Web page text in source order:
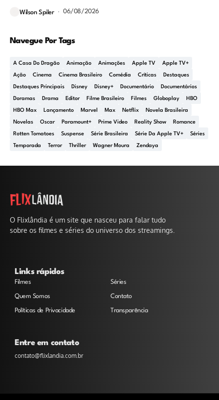
Wilson Spiler 06/08/2026
Navegue Por Tags
A Casa Do Dragão Animação Animações Apple TV Apple TV+
Ação Cinema Cinema Brasileiro Comédia Críticas Destaques
Destaques Principais Disney Disney+ Documentário Documentários
Doramas Drama Editor Filme Brasileiro Filmes Globoplay HBO
HBO Max Lançamento Marvel Max Netflix Novela Brasileira
Novelas Oscar Paramount+ Prime Video Reality Show Romance
Rotten Tomatoes Suspense Série Brasileira Série Da Apple TV+ Séries
Temporada Terror Thriller Wagner Moura Zendaya
O Flixlândia é um site que nasceu para falar tudo
sobre os filmes e séries do universo dos streamings.
Links rápidos
Filmes Séries
Quem Somos Contato
Políticas de Privacidade Transparência
Entre em contato
contato@flixlandia.com.br